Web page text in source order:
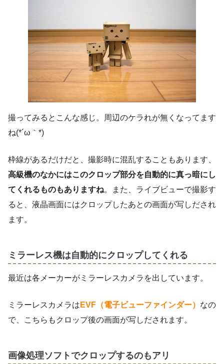
撮ってみるとこんな感じ。周辺のケラれが無くなってます
ね(*´ω｀*)
枠線があるだけだと、撮影時に混乱することもあります、
高級機のなかにはこのクロップ部分を自動的に真っ暗にし
てくれるものもありますね。また、ライブビューで撮影す
ると、液晶画面にはクロップしたあとの画面が写しだされ
ます。
ミラーレス機は自動的にクロップしてくれる
最近は各メーカーがミラーレスカメラを出しています。
ミラーレスカメラは EVF（電子ビューファインダー） なの
で、こちらもクロップ後の画面が写しだされます。
画像処理ソフトでクロップするのもアリ